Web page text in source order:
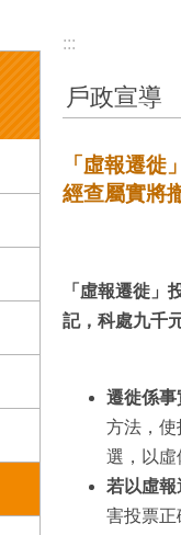
:::
戶政宣導
「虛報遷
經查屬實將
「虛報遷徙
記，科處九千
遷徙係事
方法，使
選，以虛
若以虛報
害投票正